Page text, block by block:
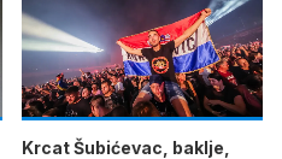
Krcat Šubićevac, baklje,